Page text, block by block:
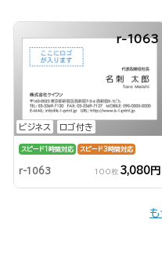
ビジネス ロゴ付き
r-1063
スピード1時間対応 スピード3時間対応
r-1063 100枚 3,080円
も